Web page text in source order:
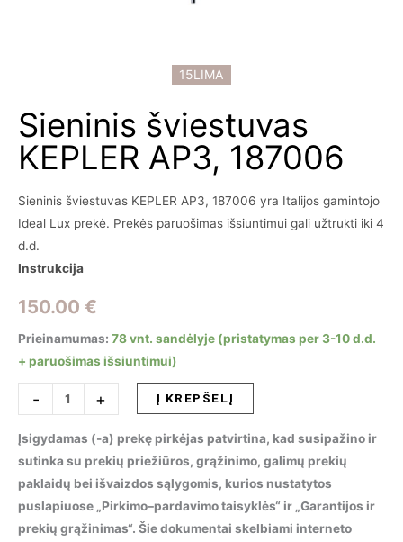
15LIMA
Sieninis šviestuvas
KEPLER AP3, 187006
Sieninis šviestuvas KEPLER AP3, 187006 yra Italijos gamintojo
Ideal Lux prekė. Prekės paruošimas išsiuntimui gali užtrukti iki 4
d.d.
Instrukcija
150.00 €
Prieinamumas: 78 vnt. sandėlyje (pristatymas per 3-10 d.d.
+ paruošimas išsiuntimui)
-
produkto
kiekis:
Sieninis
šviestuvas
KEPLER
AP3,
187006
+ Į KREPŠELĮ
Įsigydamas (-a) prekę pirkėjas patvirtina, kad susipažino ir
sutinka su prekių priežiūros, grąžinimo, galimų prekių
paklaidų bei išvaizdos sąlygomis, kurios nustatytos
puslapiuose „Pirkimo–pardavimo taisyklės“ ir „Garantijos ir
prekių grąžinimas“. Šie dokumentai skelbiami interneto